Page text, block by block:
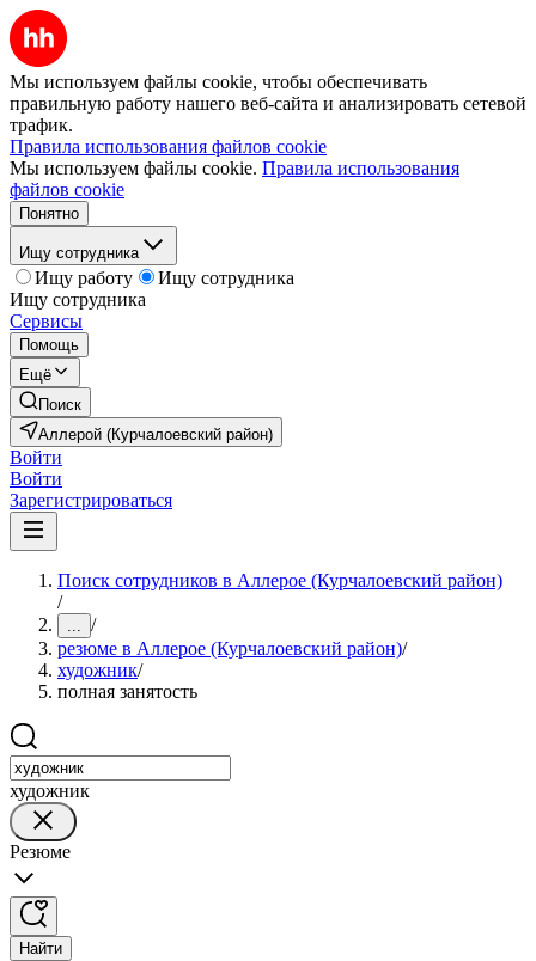
Мы используем файлы cookie, чтобы обеспечивать
правильную работу нашего веб-сайта и анализировать сетевой
трафик.
Правила использования файлов cookie
Мы используем файлы cookie. Правила использования
файлов cookie
Понятно
Ищу сотрудника
Ищу работу
Ищу сотрудника
Ищу сотрудника
Сервисы
Помощь
Ещё
Поиск
Аллерой (Курчалоевский район)
Войти
Войти
Зарегистрироваться
Поиск сотрудников в Аллерое (Курчалоевский район)
/
... /
резюме в Аллерое (Курчалоевский район)/
художник/
полная занятость
художник
Резюме
Найти